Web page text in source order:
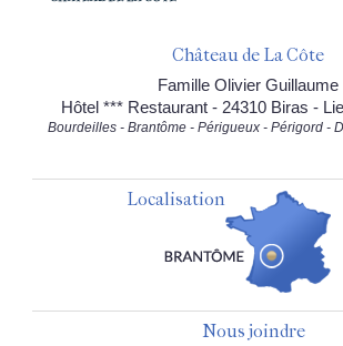
Château de La Côte
Famille Olivier Guillaume
Hôtel *** Restaurant - 24310 Biras -
Bourdeilles - Brantôme - Périgueux - Périgord -
Localisation
Nous joindre